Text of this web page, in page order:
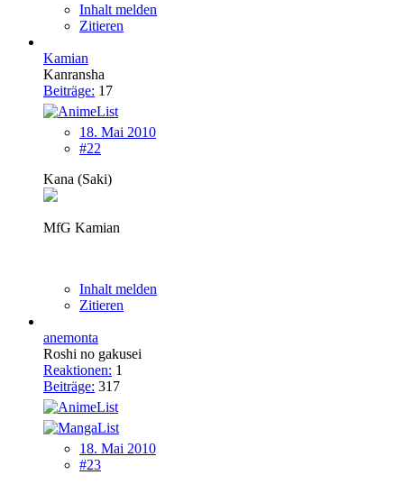
Inhalt melden
Zitieren
Kamian
Kanransha
Beiträge: 17
18. Mai 2010
#22
Kana (Saki)
MfG Kamian
Inhalt melden
Zitieren
anemonta
Roshi no gakusei
Reaktionen: 1
Beiträge: 317
18. Mai 2010
#23